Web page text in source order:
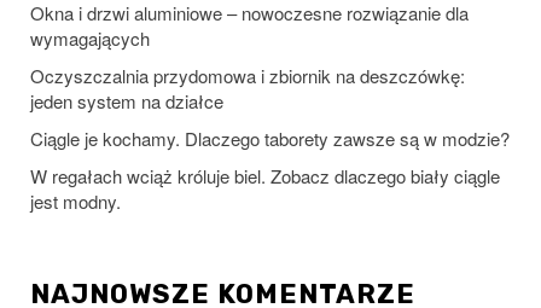
Okna i drzwi aluminiowe – nowoczesne rozwiązanie dla
wymagających
Oczyszczalnia przydomowa i zbiornik na deszczówkę:
jeden system na działce
Ciągle je kochamy. Dlaczego taborety zawsze są w modzie?
W regałach wciąż króluje biel. Zobacz dlaczego biały ciągle
jest modny.
NAJNOWSZE KOMENTARZE